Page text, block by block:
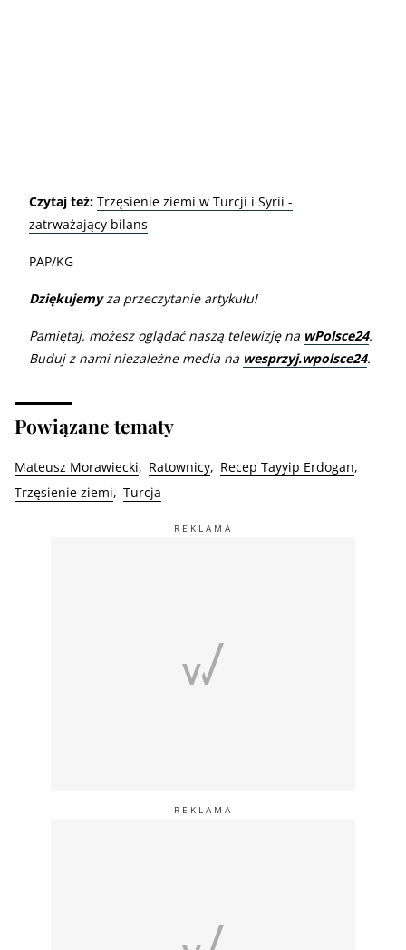
Czytaj też: Trzęsienie ziemi w Turcji i Syrii -
zatrważający bilans
PAP/KG
Dziękujemyza przeczytanie artykułu!
Pamiętaj, możesz oglądać naszą telewizję na wPolsce24.
Buduj z nami niezależne media na wesprzyj.wpolsce24.
Powiązane tematy
Mateusz Morawiecki Ratownicy
Recep Tayyip Erdogan
Trzęsienie ziemi
Turcja